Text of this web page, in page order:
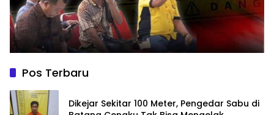
Pos Terbaru
Dikejar Sekitar 100 Meter, Pengedar Sabu di